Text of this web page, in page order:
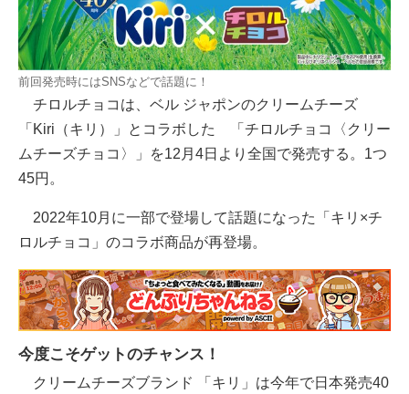
前回発売時にはSNSなどで話題に！
チロルチョコは、ベル ジャポンのクリームチーズ
「Kiri（キリ）」とコラボした 「チロルチョコ〈クリー
ムチーズチョコ〉」を12月4日より全国で発売する。1つ
45円。
2022年10月に一部で登場して話題になった「キリ×チ
ロルチョコ」のコラボ商品が再登場。
今度こそゲットのチャンス！
クリームチーズブランド 「キリ」は今年で日本発売40